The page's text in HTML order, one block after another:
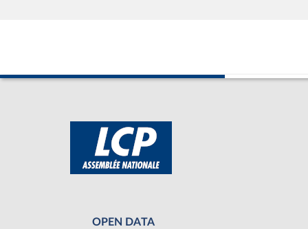
OPEN DATA